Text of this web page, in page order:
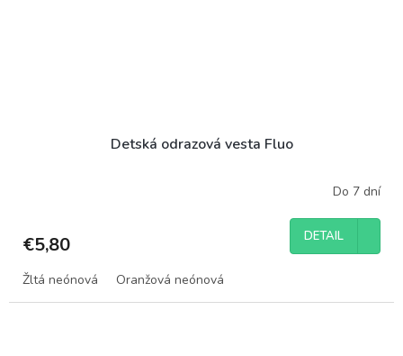
Detská odrazová vesta Fluo
Do 7 dní
€5,80 DETAIL
Žltá neónová Oranžová neónová